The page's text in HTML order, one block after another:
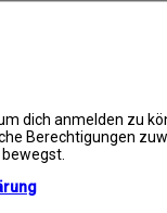
dich anmelden zu
Berechtigungen